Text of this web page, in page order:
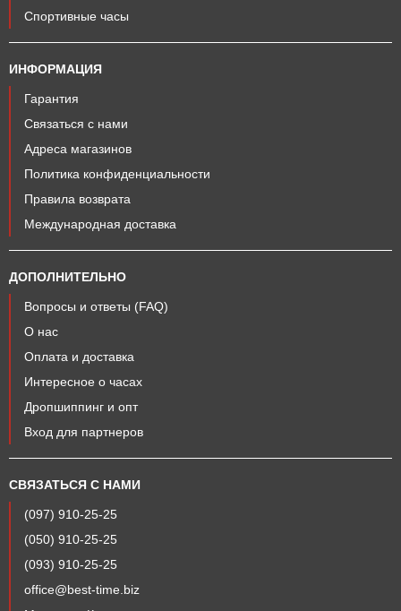
Спортивные часы
ИНФОРМАЦИЯ
Гарантия
Связаться с нами
Адреса магазинов
Политика конфиденциальности
Правила возврата
Международная доставка
ДОПОЛНИТЕЛЬНО
Вопросы и ответы (FAQ)
О нас
Оплата и доставка
Интересное о часах
Дропшиппинг и опт
Вход для партнеров
СВЯЗАТЬСЯ С НАМИ
(097) 910-25-25
(050) 910-25-25
(093) 910-25-25
office@best-time.biz